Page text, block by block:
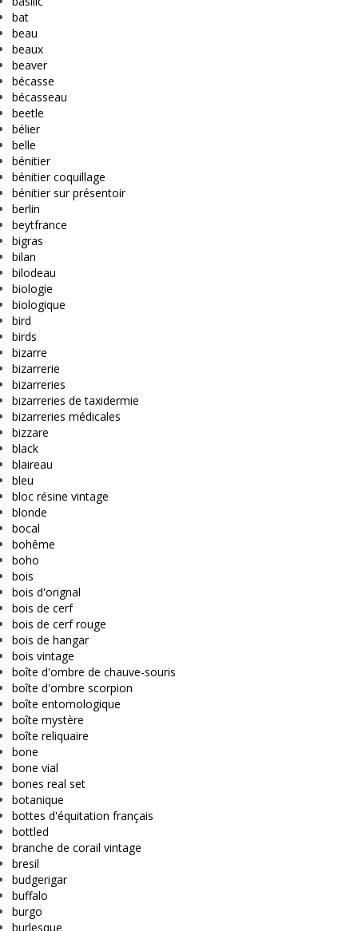
bat
beau
beaux
beaver
bécasse
bécasseau
beetle
bélier
belle
bénitier
bénitier coquillage
bénitier sur présentoir
berlin
beytfrance
bigras
bilan
bilodeau
biologie
biologique
bird
birds
bizarre
bizarrerie
bizarreries
bizarreries de taxidermie
bizarreries médicales
bizzare
black
blaireau
bleu
bloc résine vintage
blonde
bocal
bohême
boho
bois
bois d'orignal
bois de cerf
bois de cerf rouge
bois de hangar
bois vintage
boîte d'ombre de chauve-souris
boîte d'ombre scorpion
boîte entomologique
boîte mystère
boîte reliquaire
bone
bone vial
bones real set
botanique
bottes d'équitation français
bottled
branche de corail vintage
bresil
budgerigar
buffalo
burgo
burlesque